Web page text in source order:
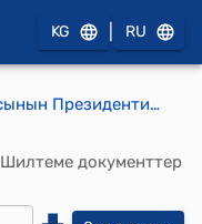
KG RU
Кыргыз Республикасынын Президентинин 2025-жылдын 24-декабрындагы ПЖ № 376 "Кыргыз Республикасынын Президентинин 2024-жылдын 17-июлундагы № 191 "Кыргыз Республикасынын "Менин үйүм" мамлекеттик турак жай программасын бекитүү жөнүндө" Жарлыгына өзгөртүү киргизүү тууралуу" Жарлыгы
Шилтеме документтер